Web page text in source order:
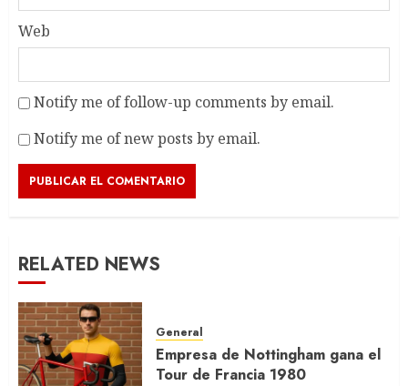
Web
Notify me of follow-up comments by email.
Notify me of new posts by email.
RELATED NEWS
General
Empresa de Nottingham gana el
Tour de Francia 1980